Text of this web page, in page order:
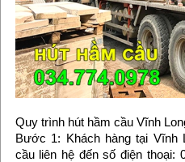
Quy trình hút hầm cầu Vĩnh
Bước 1: Khách hàng tại Vĩnh
cầu liên hệ đến số điện thoại: